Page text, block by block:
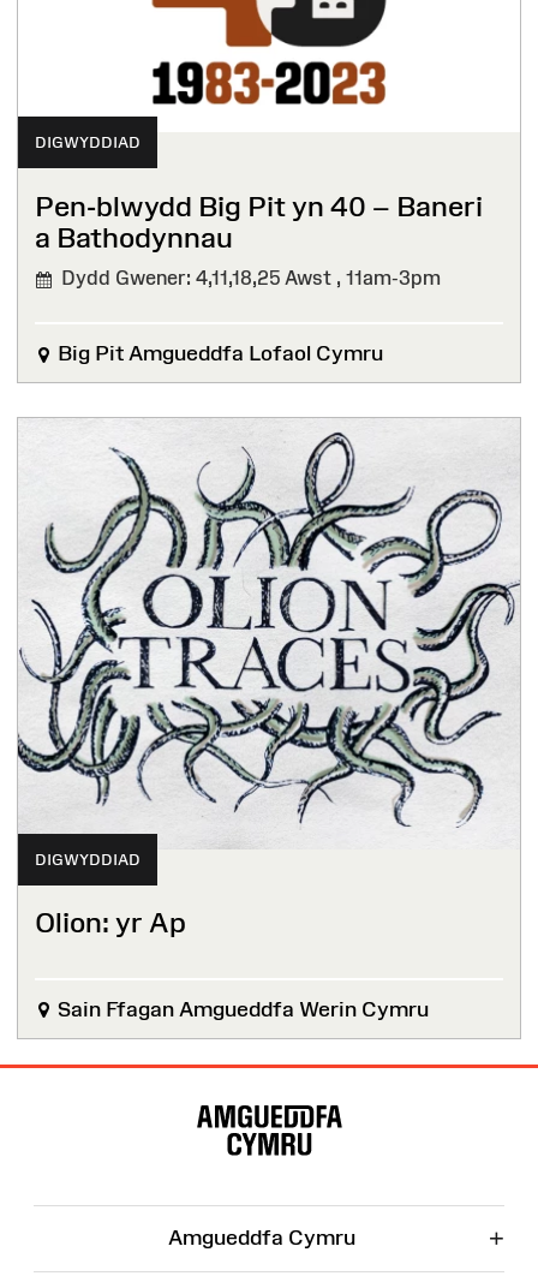
DIGWYDDIAD
Pen-blwydd Big Pit yn 40 – Baneri
a Bathodynnau⁠ ⁠
Dydd Gwener: 4,11,18,25 Awst , 11am-3pm
Big Pit Amgueddfa Lofaol Cymru
DIGWYDDIAD
Olion: yr Ap
Sain Ffagan Amgueddfa Werin Cymru
Amgueddfa Cymru +